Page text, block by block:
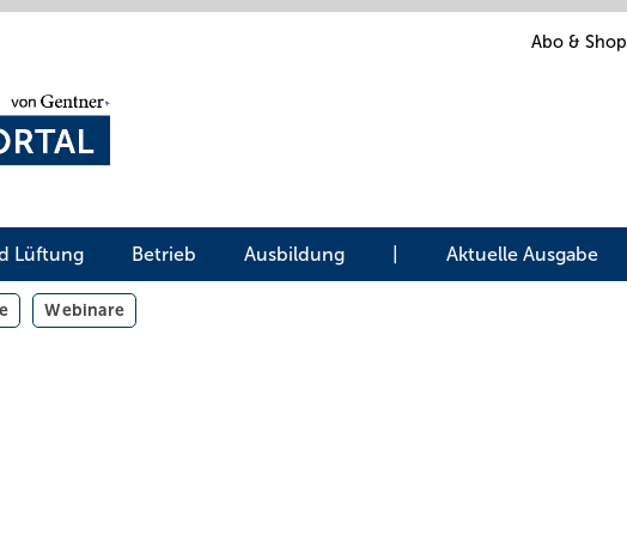
Abo & Shop
Lüftung Betrieb Ausbildung Aktuelle Ausgabe
Webinare